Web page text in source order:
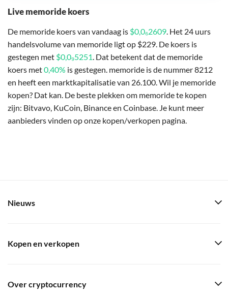
Live memoride koers
De memoride koers van vandaag is $0,0₆2609. Het 24 uurs
handelsvolume van memoride ligt op $229. De koers is
gestegen met $0,0₉5251. Dat betekent dat de memoride
koers met0,40% is gestegen. memoride is de nummer 8212
en heeft een marktkapitalisatie van 26.100. Wil je memoride
kopen? Dat kan. De beste plekken om memoride te kopen
zijn: Bitvavo, KuCoin, Binance en Coinbase. Je kunt meer
aanbieders vinden op onze kopen/verkopen pagina.
Nieuws
Kopen en verkopen
Over cryptocurrency